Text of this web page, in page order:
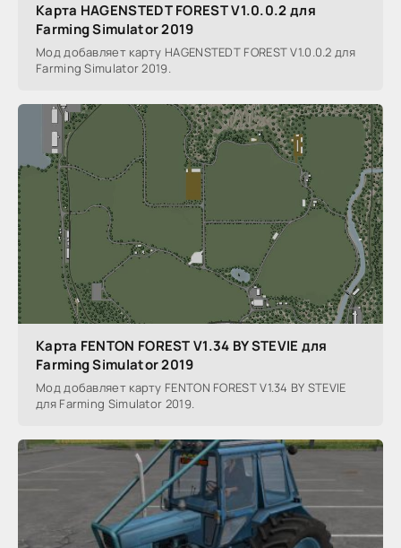
Карта HAGENSTEDT FOREST V1.0.0.2 для
Farming Simulator 2019
Мод добавляет карту HAGENSTEDT FOREST V1.0.0.2 для
Farming Simulator 2019.
Карта FENTON FOREST V1.34 BY STEVIE для
Farming Simulator 2019
Мод добавляет карту FENTON FOREST V1.34 BY STEVIE
для Farming Simulator 2019.